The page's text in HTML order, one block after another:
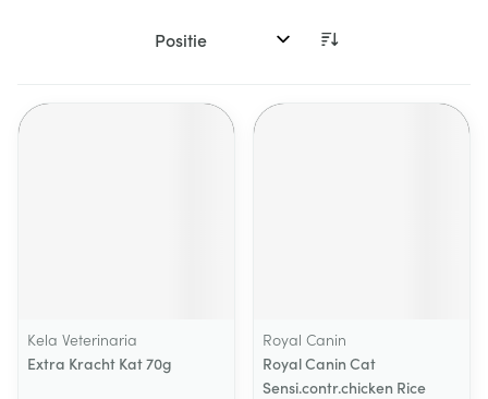
Sorteer op:
Kela Veterinaria
Extra Kracht Kat 70g
Royal Canin
Royal Canin Cat
Sensi.contr.chicken Rice